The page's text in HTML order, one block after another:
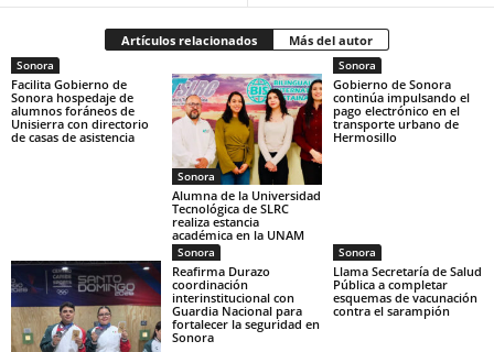
Artículos relacionados Más del autor
Sonora
Facilita Gobierno de
Sonora hospedaje de
alumnos foráneos de
Unisierra con directorio
de casas de asistencia
Sonora
Alumna de la Universidad
Tecnológica de SLRC
realiza estancia
académica en la UNAM
Sonora
Gobierno de Sonora
continúa impulsando el
pago electrónico en el
transporte urbano de
Hermosillo
Sonora
Reafirma Durazo
coordinación
interinstitucional con
Guardia Nacional para
fortalecer la seguridad en
Sonora
Sonora
Llama Secretaría de Salud
Pública a completar
esquemas de vacunación
contra el sarampión